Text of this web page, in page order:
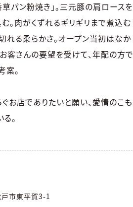
パン粉焼き」。三元豚の肩ロースを
。肉がくずれるギリギリまで煮込む
れる柔らかさ。オープン当初はなか
客さんの要望を受けて、年配の方で
案。
お店でありたいと願い、愛情のこも
。
市東平賀3-1